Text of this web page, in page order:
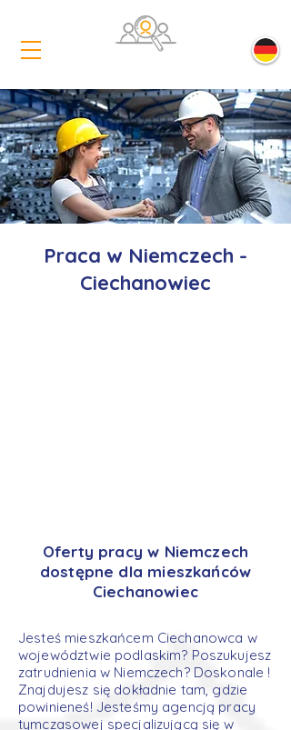
Praca w Niemczech -
Ciechanowiec
Oferty pracy w Niemczech
dostępne dla mieszkańców
Ciechanowiec
Jesteś mieszkańcem Ciechanowca w
województwie podlaskim? Poszukujesz
zatrudnienia w Niemczech? Doskonale !
Znajdujesz się dokładnie tam, gdzie
powinieneś! Jesteśmy agencją pracy
tymczasowej specjalizującą się w